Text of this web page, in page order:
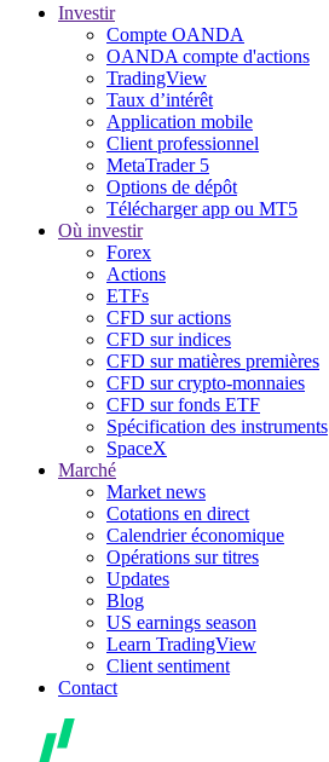
Investir
Compte OANDA
OANDA compte d'actions
TradingView
Taux d’intérêt
Application mobile
Client professionnel
MetaTrader 5
Options de dépôt
Télécharger app ou MT5
Où investir
Forex
Actions
ETFs
CFD sur actions
CFD sur indices
CFD sur matières premières
CFD sur crypto-monnaies
CFD sur fonds ETF
Spécification des instruments
SpaceX
Marché
Market news
Cotations en direct
Calendrier économique
Opérations sur titres
Updates
Blog
US earnings season
Learn TradingView
Client sentiment
Contact